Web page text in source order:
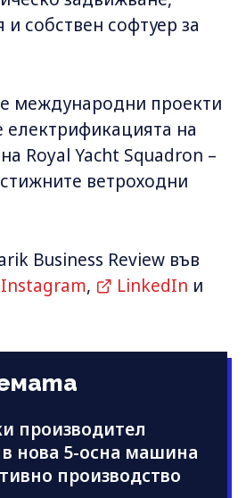
и собствен софтуер за
международни проекти
електрификацията на
Royal Yacht Squadron –
ветроходни
Business Review във
Instagram, LinkedIn и
производител
в нова 5-осна машина
производство